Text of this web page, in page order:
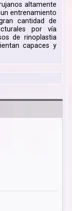
altamente
entrenamiento
cantidad de
por vía
de rinoplastia
capaces y